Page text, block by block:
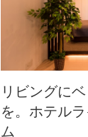
リビングに
を。ホテル
ム